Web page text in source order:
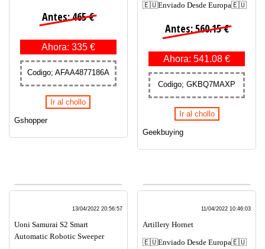
Antes: 465 €
Ahora: 335 €
Codigo; AFAA4877186A
Ir al chollo
Gshopper
🇪🇺Enviado Desde Europa🇪🇺
Antes: 560.15 €
Ahora: 541.08 €
Codigo; GKBQ7MAXP
Ir al chollo
Geekbuying
13/04/2022 20:56:57
Uoni Samurai S2 Smart
Automatic Robotic Sweeper
11/04/2022 10:46:03
Artillery Hornet
🇪🇺Enviado Desde Europa🇪🇺